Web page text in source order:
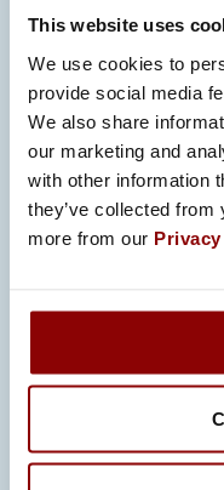
This website uses
We use cookies to
provide social media
We also share
our marketing and
with other information
they’ve collected
more from our
mekaanisia
teollisuuden